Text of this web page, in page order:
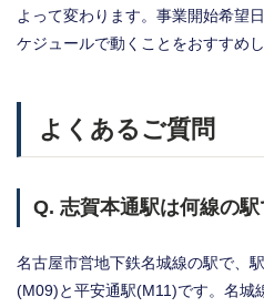
よって変わります。事業開始希望
ケジュールで動くことをおすすめし
よくあるご質問
Q. 志賀本通駅は何線の
名古屋市営地下鉄名城線の駅で、
(M09)と平安通駅(M11)です。名城